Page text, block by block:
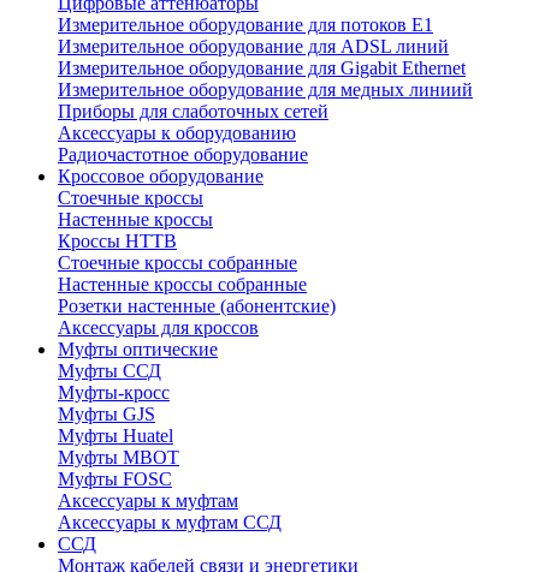
Измерительное оборудование для потоков Е1
Измерительное оборудование для ADSL линий
Измерительное оборудование для Gigabit Ethernet
Измерительное оборудование для медных линиий
Приборы для слаботочных сетей
Аксессуары к оборудованию
Радиочастотное оборудование
Кроссовое оборудование
Стоечные кроссы
Настенные кроссы
Кроссы HTTB
Стоечные кроссы собранные
Настенные кроссы собранные
Розетки настенные (абонентские)
Аксессуары для кроссов
Муфты оптические
Муфты ССД
Муфты-кросс
Муфты GJS
Муфты Huatel
Муфты МВОТ
Муфты FOSC
Аксессуары к муфтам
Аксессуары к муфтам ССД
ССД
Монтаж кабелей связи и энергетики